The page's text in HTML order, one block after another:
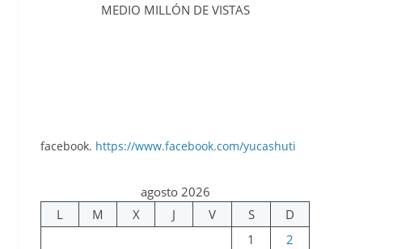
MEDIO MILLÓN DE VISTAS
facebook. https://www.facebook.com/yucashuti
agosto 2026
L
M X J V S
D
1
2